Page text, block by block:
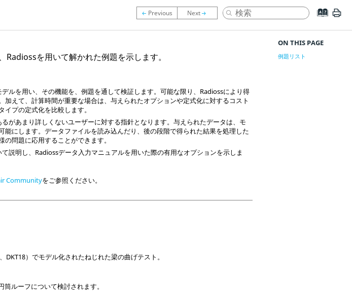
Radiossを用いて解かれた例題を示します。
ルを用い、その機能を、例題を通して検証します。可能な限り、 Radiossにより得
えて、計算時間が重要な場合は、与えられたオプションや定式化に対するコスト
プの定式化を比較します。
があまり詳しくないユーザーに対する指針となります。与えられたデータは、モ
にします。データファイルを読み込んだり、後の段階で得られた結果を処理した
問題に応用することができます。
説明し、 Radiossデータ入力マニュアルを用いた際の有用なオプションを示しま
Communityをご参照ください。
）でモデル化されたねじれた梁の曲げテスト。
ルーフについて検討されます。
ON THIS PAGE
例題リスト